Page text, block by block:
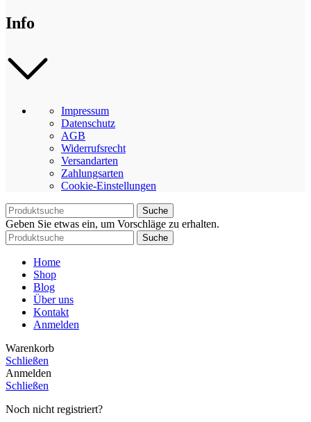
Info
Impressum
Datenschutz
AGB
Widerrufsrecht
Versandarten
Zahlungsarten
Cookie-Einstellungen
Suche
Geben Sie etwas ein, um Vorschläge zu erhalten.
Suche
Home
Shop
Blog
Über uns
Kontakt
Anmelden
Warenkorb
Schließen
Anmelden
Schließen
Noch nicht registriert?